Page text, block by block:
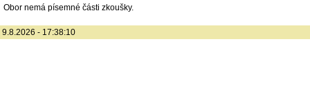
Obor nemá písemné části zkoušky.
9.8.2026 - 17:38:10